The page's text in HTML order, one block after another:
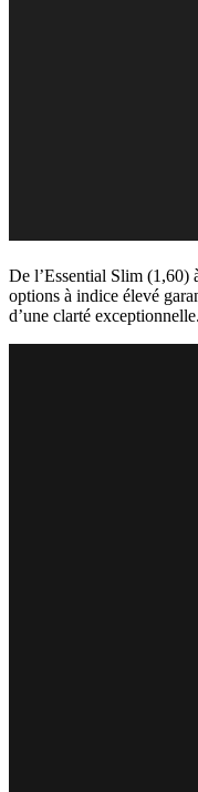
De l’Essential Slim (1,60)
options à indice élevé
d’une clarté exceptionnelle.